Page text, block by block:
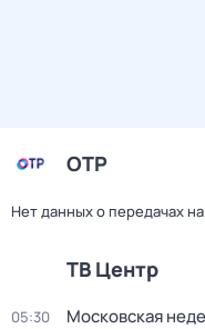
ОТР
Нет данных о передачах
ТВ Центр
05:30 Московская